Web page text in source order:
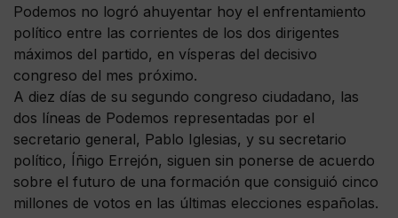
Podemos no logró ahuyentar hoy el enfrentamiento
político entre las corrientes de los dos dirigentes
máximos del partido, en vísperas del decisivo
congreso del mes próximo.
A diez días de su segundo congreso ciudadano, las
dos líneas de Podemos representadas por el
secretario general, Pablo Iglesias, y su secretario
político, Íñigo Errejón, siguen sin ponerse de acuerdo
sobre el futuro de una formación que consiguió cinco
millones de votos en las últimas elecciones españolas.